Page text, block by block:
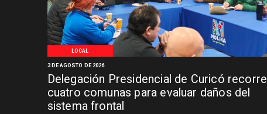
LOCAL
Delegación Presidencial de Curicó recorre
cuatro comunas para evaluar daños del
sistema frontal
3 DE AGOSTO DE 2026